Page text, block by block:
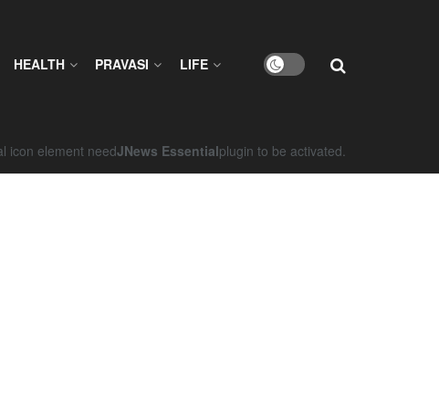
HEALTH PRAVASI LIFE
icon element needJNews Essentialplugin to be activated.